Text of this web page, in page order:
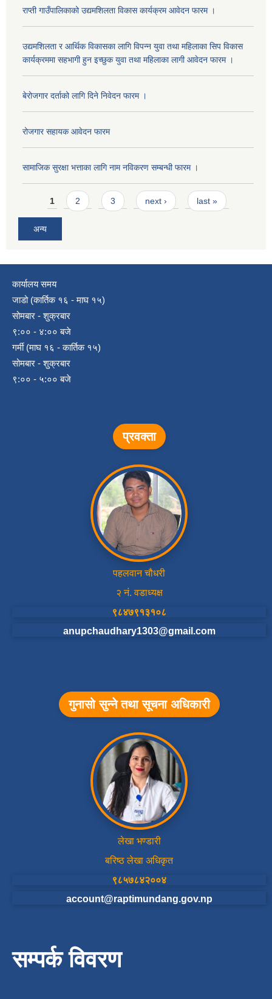
राप्ती गाउँपालिकाको उद्यमशिलता विकास कार्यक्रम आवेदन फारम ।
उद्यमशिलता र आर्थिक विकासका लागि विपन्न युवा तथा महिलाका सिप विकास
कार्यक्रममा सहभागी हुन इच्छुक युवा तथा महिलाका लागी आवेदन फारम ।
बेरोजगार दर्ताको लागि दिने निवेदन फारम ।
रोजगार सहायक आवेदन फारम
सामाजिक सुरक्षा भत्ताका लागि नाम नविकरण सम्बन्धी फारम ।
Pages
1 2 3 next › last »
अन्य
कार्यालय समय
जाडो (कार्तिक १६ - माघ १५)
सोमबार - शुक्रबार
९:०० - ४:०० बजे
गर्मी (माघ १६ - कार्तिक १५)
सोमबार - शुक्रबार
९:०० - ५:०० बजे
प्रवक्ता
पहलवान चौधरी
२ नं. वडाध्यक्ष
९८४७९१३१०८
anupchaudhary1303@gmail.com
गुनासो सुन्ने तथा सूचना अधिकारी
लेखा भण्डारी
बरिष्ठ लेखा अधिकृत
९८५७८४२००४
account@raptimundang.gov.np
सम्पर्क विवरण